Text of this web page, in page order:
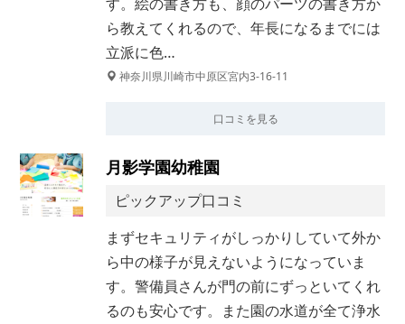
ら教えてくれるので、年長になるまでには
立派に色…
神奈川県川崎市中原区宮内3-16-11
口コミを見る
月影学園幼稚園
ピックアップ口コミ
まずセキュリティがしっかりしていて外か
ら中の様子が見えないようになっていま
す。警備員さんが門の前にずっといてくれ
るのも安心です。また園の水道が全て浄水